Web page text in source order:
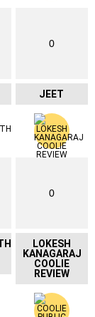
0
JEET
0
LOKESH
KANAGARAJ
COOLIE
REVIEW